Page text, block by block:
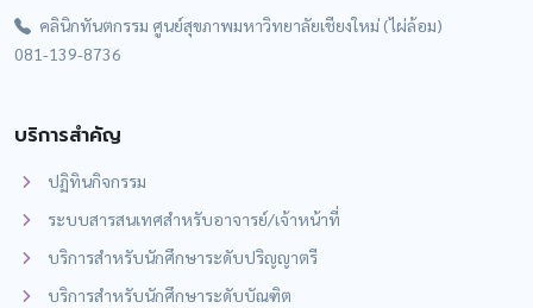
คลินิกทันตกรรม ศูนย์สุขภาพมหาวิทยาลัยเชียงใหม่ (ไผ่ล้อม)
081-139-8736
บริการสำคัญ
ปฏิทินกิจกรรม
ระบบสารสนเทศสำหรับอาจารย์/เจ้าหน้าที่
บริการสำหรับนักศึกษาระดับปริญญาตรี
บริการสำหรับนักศึกษาระดับบัณฑิต